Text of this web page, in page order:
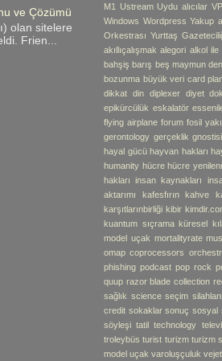
ve Çözümü
olan sitelere
Frien...
M1
Ustream Uydu alıcılar
Windows Wordpress Yakup
Orkestrası Yurttaş
akıllıçalışmak alegori alkol ile
bahşiş barış beş maymun
bozunma büyük veri card
dikkat din diplexer diyet
epikürcülük eskalatör
flying airplane forum fosil
gerontology gerçeklik
hayal gücü hayvan hakları
humanity hücre hücre
hakları insan kaynakları
aktarımı
kafesfırın kahve
karşıtlarınbirliği kibir
kuantum sıçrama küresel
model uçak mortalityrate
omap coprocessors
phishing podcast pop rock
quup razor blade collection
sağlık science seçim
credit sokaklar sonuç sosyal
söyleşi tatil technology
troleybüs turist turizm turizm
model uçak varoluşçuluk